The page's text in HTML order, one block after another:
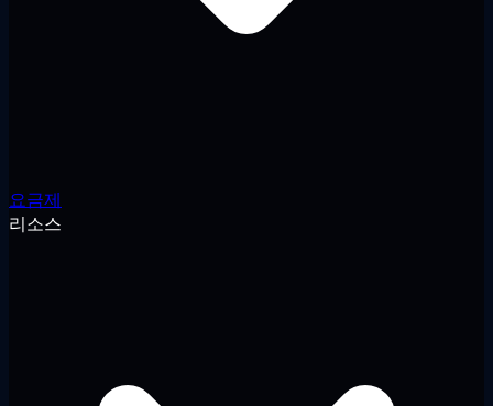
요금제
리소스